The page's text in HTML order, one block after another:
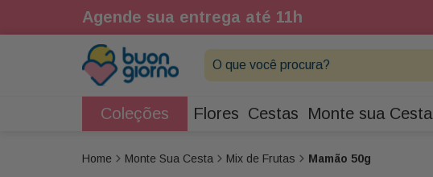
Agende sua entrega até 11h
O que você procura?
Coleções Flores Cestas Monte sua Cesta
Monte Sua Cesta Mix de Frutas Mamão 50g